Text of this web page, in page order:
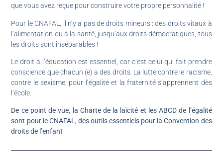
que vous avez reçue pour construire votre propre personnalité !
Pour le CNAFAL, il n’y a pas de droits mineurs : des droits vitaux à
l’alimentation ou à la santé, jusqu’aux droits démocratiques, tous
les droits sont inséparables !
Le droit à l’éducation est essentiel, car c’est celui qui fait prendre
conscience que chacun (e) a des droits. La lutte contre le racisme,
contre le sexisme, pour l’égalité et la fraternité s’apprennent dès
l’école.
De ce point de vue, la Charte de la laïcité et les ABCD de l’égalité
sont pour le CNAFAL, des outils essentiels pour la Convention des
droits de l’enfant